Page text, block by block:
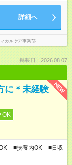
詳細へ
カルケア事業部
掲載日：2026.08.07
NEW
に＊未経験
OK
■扶養内OK ■日収